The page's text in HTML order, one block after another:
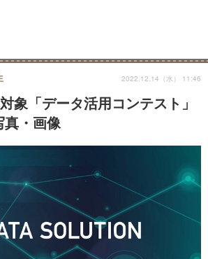
象「データ活用コンテスト」
真・画像
2022.12.14（水） 11:46